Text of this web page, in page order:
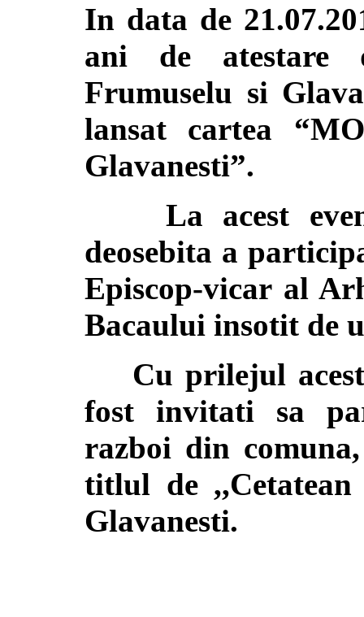
In data de
ani de atestare
Frumuselu si
lansat cartea
Glavanesti”.
La acest
deosebita a
Episcop-vicar al
Bacaului insotit de
Cu prilejul
fost invitati sa
razboi din
titlul de
Glavanesti.